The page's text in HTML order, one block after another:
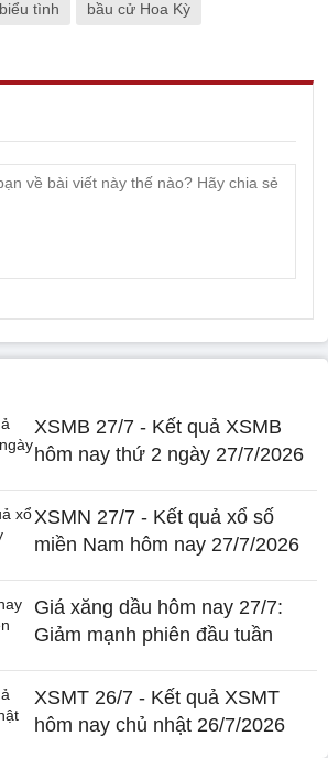
biểu tình bầu cử Hoa Kỳ
XSMB 27/7 - Kết quả XSMB
hôm nay thứ 2 ngày 27/7/2026
XSMN 27/7 - Kết quả xổ số
miền Nam hôm nay 27/7/2026
Giá xăng dầu hôm nay 27/7:
Giảm mạnh phiên đầu tuần
XSMT 26/7 - Kết quả XSMT
hôm nay chủ nhật 26/7/2026